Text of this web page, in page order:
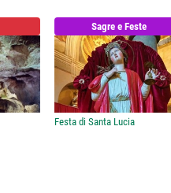
Sagre e Feste
Festa di Santa Lucia